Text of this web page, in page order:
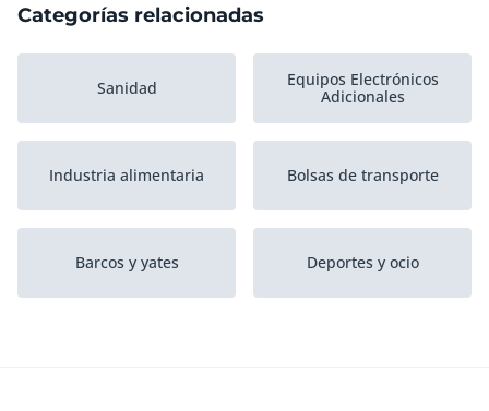
Categorías relacionadas
Sanidad
Equipos Electrónicos
Adicionales
Industria alimentaria Bolsas de transporte
Barcos y yates Deportes y ocio